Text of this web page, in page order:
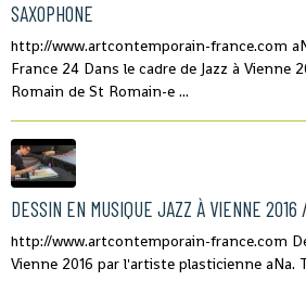
SAXOPHONE
http://www.artcontemporain-france.com
France 24 Dans le cadre de Jazz à Vienne
Romain de St Romain-e ...
DESSIN EN MUSIQUE JAZZ À VIENNE
http://www.artcontemporain-france.com
Vienne 2016 par l'artiste plasticienne aNa.